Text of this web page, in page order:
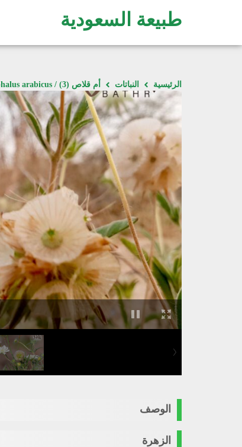
طبيعة السعودية
الرئيسية النباتات أم قلاص (3) / Pterocephalus arabicus
الوصف
الزهرة